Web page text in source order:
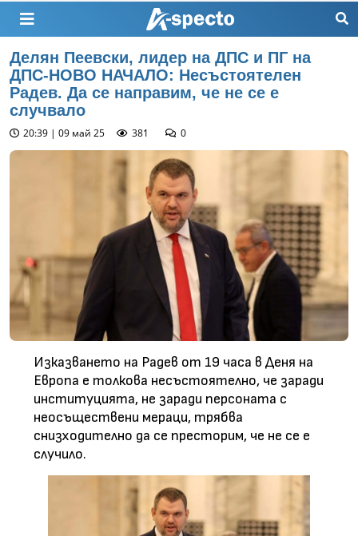
Делян Пеевски, лидер на ДПС и ПГ на
ДПС-НОВО НАЧАЛО: Несъстоятелен
Радев. Да се направим, че не се е
случвало
20:39 | 09 май 25 381 0
Изказването на Радев от 19 часа в Деня на
Европа е толкова несъстоятелно, че заради
институцията, не зарaди персоната с
неосъществени мераци, трябва
снизходително да се престорим, че не се е
случило.